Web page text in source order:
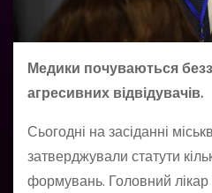
Медики почуваються
агресивних відвідувачів.
Сьогодні на засіданні
затверджували статути
формувань. Головний лікар